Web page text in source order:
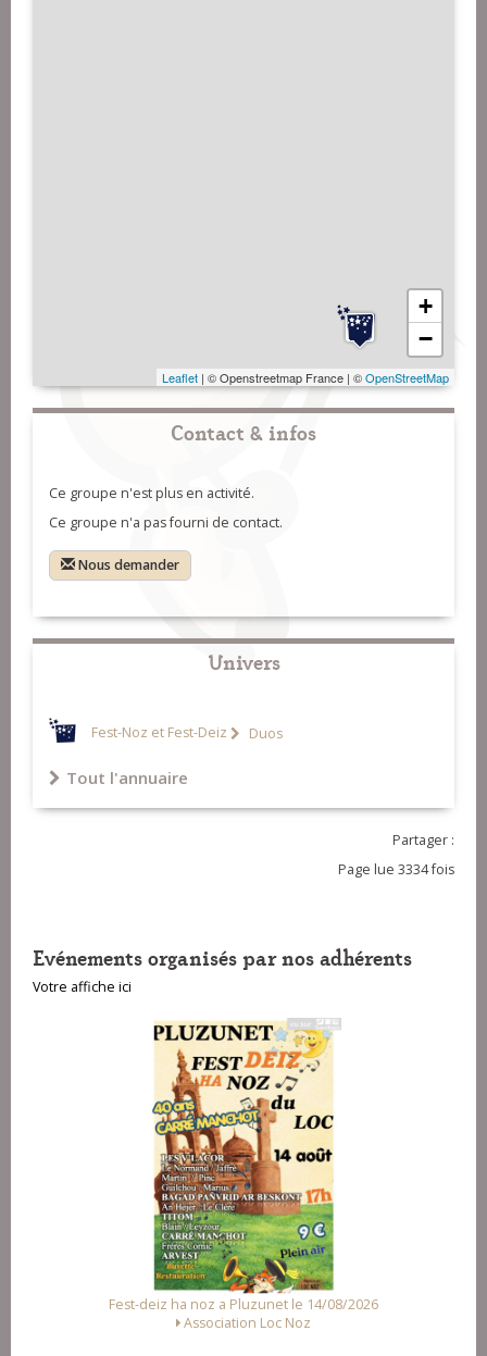
+
−
Leaflet | © Openstreetmap France | ©OpenStreetMap
Contact & infos
Ce groupe n'est plus en activité.
Ce groupe n'a pas fourni de contact.
Nous demander
Univers
Fest-Noz et Fest-Deiz Duos
Tout l'annuaire
Partager :
Page lue 3334 fois
Evénements organisés par nos adhérents
Votre affiche ici
Fest-deiz ha noz a Pluzunet le 14/08/2026
Association Loc Noz